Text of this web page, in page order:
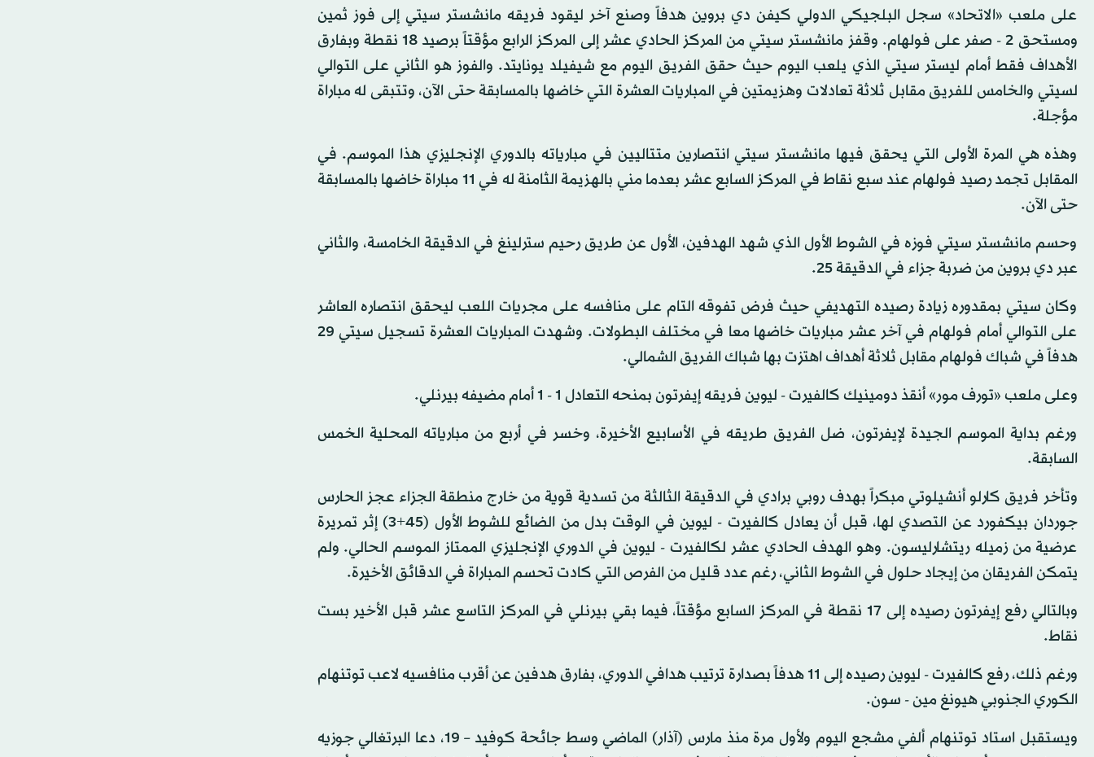
على ملعب «الاتحاد» سجل البلجيكي الدولي كيفن دي بروين هدفاً وصنع آخر ليقود فريقه مانشستر سيتي إلى فوز ثمين
ومستحق 2 - صفر على فولهام. وقفز مانشستر سيتي من المركز الحادي عشر إلى المركز الرابع مؤقتاً برصيد 18 نقطة وبفارق
الأهداف فقط أمام ليستر سيتي الذي يلعب اليوم حيث حقق الفريق اليوم مع شيفيلد يونايتد. والفوز هو الثاني على التوالي
لسيتي والخامس للفريق مقابل ثلاثة تعادلات وهزيمتين في المباريات العشرة التي خاضها بالمسابقة حتى الآن، وتتبقى له مباراة
مؤجلة.
وهذه هي المرة الأولى التي يحقق فيها مانشستر سيتي انتصارين متتاليين في مبارياته بالدوري الإنجليزي هذا الموسم. في
المقابل تجمد رصيد فولهام عند سبع نقاط في المركز السابع عشر بعدما مني بالهزيمة الثامنة له في 11 مباراة خاضها بالمسابقة
حتى الآن.
وحسم مانشستر سيتي فوزه في الشوط الأول الذي شهد الهدفين، الأول عن طريق رحيم سترلينغ في الدقيقة الخامسة، والثاني
عبر دي بروين من ضربة جزاء في الدقيقة 25.
وكان سيتي بمقدوره زيادة رصيده التهديفي حيث فرض تفوقه التام على منافسه على مجريات اللعب ليحقق انتصاره العاشر
على التوالي أمام فولهام في آخر عشر مباريات خاضها معا في مختلف البطولات. وشهدت المباريات العشرة تسجيل سيتي 29
هدفاً في شباك فولهام مقابل ثلاثة أهداف اهتزت بها شباك الفريق الشمالي.
وعلى ملعب «تورف مور» أنقذ دومينيك كالفيرت - ليوين فريقه إيفرتون بمنحه التعادل 1 - 1 أمام مضيفه بيرنلي.
ورغم بداية الموسم الجيدة لإيفرتون، ضل الفريق طريقه في الأسابيع الأخيرة، وخسر في أربع من مبارياته المحلية الخمس
السابقة.
وتأخر فريق كارلو أنشيلوتي مبكراً بهدف روبي برادي في الدقيقة الثالثة من تسدية قوية من خارج منطقة الجزاء عجز الحارس
جوردان بيكفورد عن التصدي لها، قبل أن يعادل كالفيرت - ليوين في الوقت بدل من الضائع للشوط الأول (45+3) إثر تمريرة
عرضية من زميله ريتشارليسون. وهو الهدف الحادي عشر لكالفيرت - ليوين في الدوري الإنجليزي الممتاز الموسم الحالي. ولم
يتمكن الفريقان من إيجاد حلول في الشوط الثاني، رغم عدد قليل من الفرص التي كادت تحسم المباراة في الدقائق الأخيرة.
وبالتالي رفع إيفرتون رصيده إلى 17 نقطة في المركز السابع مؤقتاً، فيما بقي بيرنلي في المركز التاسع عشر قبل الأخير بست
نقاط.
ورغم ذلك، رفع كالفيرت - ليوين رصيده إلى 11 هدفاً بصدارة ترتيب هدافي الدوري، بفارق هدفين عن أقرب منافسيه لاعب توتنهام
الكوري الجنوبي هيونغ مين - سون.
ويستقبل استاد توتنهام ألفي مشجع اليوم ولأول مرة منذ مارس (آذار) الماضي وسط جائحة كوفيد – 19، دعا البرتغالي جوزيه